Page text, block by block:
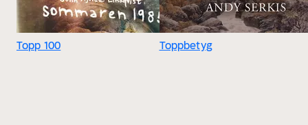
Topp 100 Toppbetyg